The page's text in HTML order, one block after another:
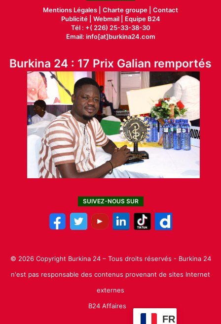
Mentions Légales | Charte groupe | Contact
Publicité| Webmail |
Equipe B24
Tél : +( 226) 25-33-38-30
Email: info[at]burkina24.com
Burkina 24 : 17 Prix Galian remportés
SUIVEZ-NOUS SUR
© 2026 Copyright Burkina 24 – Tous droits réservés - Burkina 24
n'est pas responsable des contenus provenant de sites Internet
externes
B24 Affaires
FR